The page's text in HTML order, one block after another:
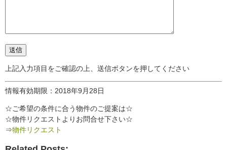
上記入力項目をご確認の上、送信ボタンを押してください
情報有効期限：2018年9月28日
☆ご希望の条件に合う物件のご提案は☆
☆物件リクエストよりお問合せ下さい☆
⇒物件リクエスト